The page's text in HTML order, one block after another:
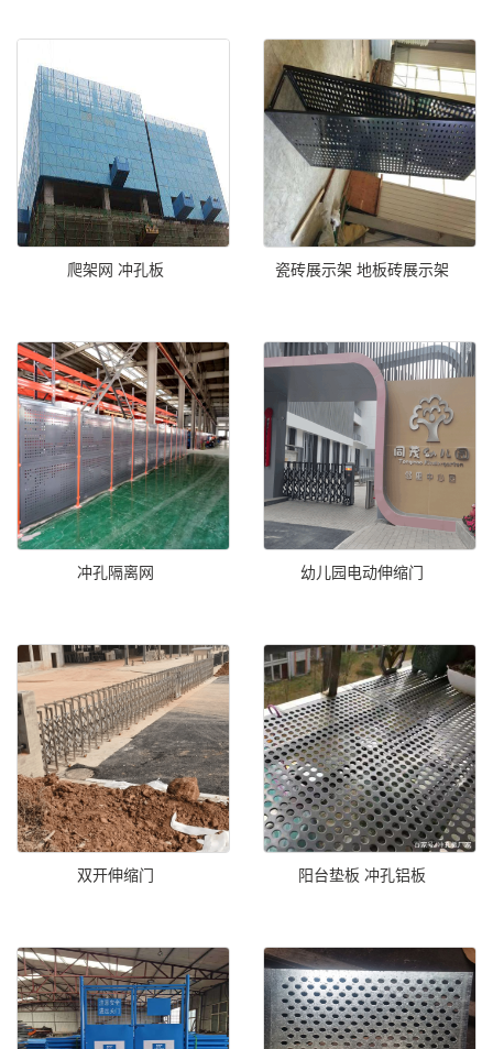
爬架网 冲孔板 瓷砖展示架 地板砖展示架
冲孔隔离网 幼儿园电动伸缩门
双开伸缩门 阳台垫板 冲孔铝板